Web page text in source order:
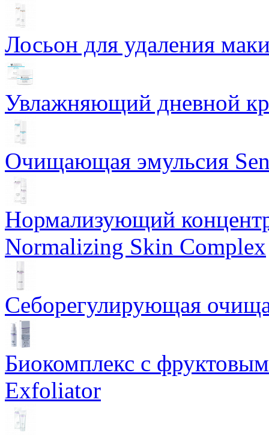
Лосьон для удаления
Увлажняющий дневной
Очищающая эмульсия
Нормализующий
Normalizing Skin Complex
Себорегулирующая
Биокомплекс с
Exfoliator